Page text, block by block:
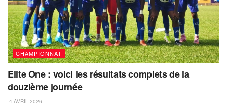
CHAMPIONNAT
Elite One : voici les résultats complets de la
douzième journée
4 AVRIL 2026